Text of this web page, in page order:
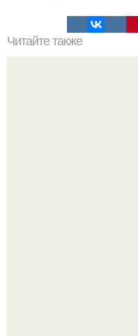
Читайте также